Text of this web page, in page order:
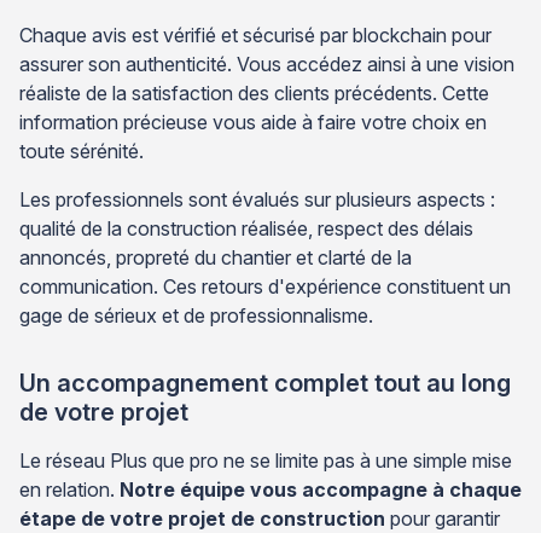
Chaque avis est vérifié et sécurisé par blockchain pour
assurer son authenticité. Vous accédez ainsi à une vision
réaliste de la satisfaction des clients précédents. Cette
information précieuse vous aide à faire votre choix en
toute sérénité.
Les professionnels sont évalués sur plusieurs aspects :
qualité de la construction réalisée, respect des délais
annoncés, propreté du chantier et clarté de la
communication. Ces retours d'expérience constituent un
gage de sérieux et de professionnalisme.
Un accompagnement complet tout au long
de votre projet
Le réseau Plus que pro ne se limite pas à une simple mise
en relation. Notre équipe vous accompagne à chaque
étape de votre projet de construction pour garantir